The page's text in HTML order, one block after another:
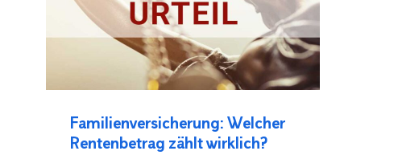
Familienversicherung: Welcher
Rentenbetrag zählt wirklich?